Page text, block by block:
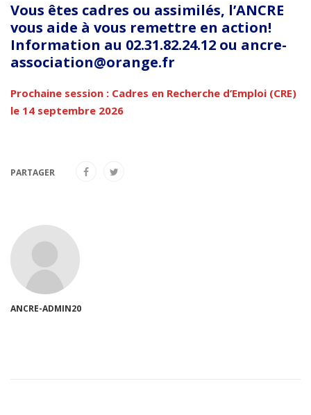
Vous êtes cadres ou assimilés, l’ANCRE
vous aide à vous remettre en action!
Information au 02.31.82.24.12 ou ancre-
association@orange.fr
Prochaine session : Cadres en Recherche d’Emploi (CRE)
le 14 septembre 2026
PARTAGER
ANCRE-ADMIN20